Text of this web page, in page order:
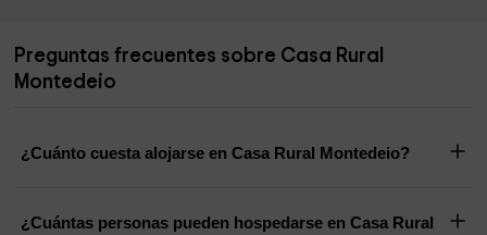
Preguntas frecuentes sobre Casa Rural
Montedeio
¿Cuánto cuesta alojarse en Casa Rural Montedeio?
¿Cuántas personas pueden hospedarse en Casa Rural